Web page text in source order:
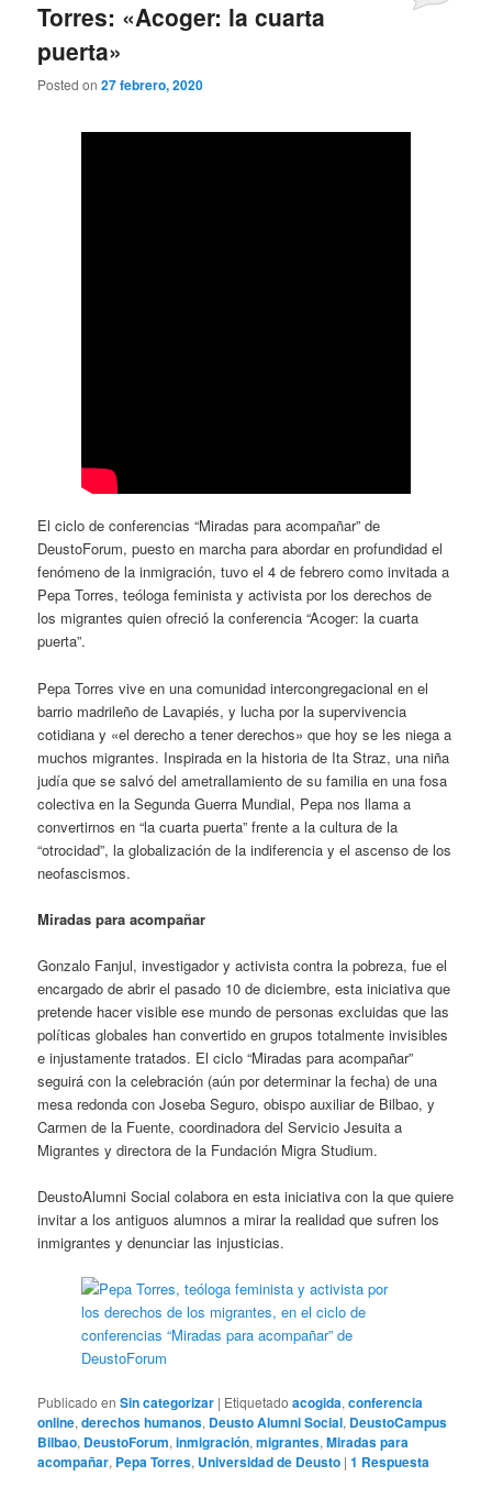
Torres: «Acoger: la cuarta
puerta»
Posted on27 febrero, 2020
El ciclo de conferencias “Miradas para acompañar” de
DeustoForum, puesto en marcha para abordar en profundidad el
fenómeno de la inmigración, tuvo el 4 de febrero como invitada a
Pepa Torres, teóloga feminista y activista por los derechos de
los migrantes quien ofreció la conferencia “Acoger: la cuarta
puerta”.
Pepa Torres vive en una comunidad intercongregacional en el
barrio madrileño de Lavapiés, y lucha por la supervivencia
cotidiana y «el derecho a tener derechos» que hoy se les niega a
muchos migrantes. Inspirada en la historia de Ita Straz, una niña
judía que se salvó del ametrallamiento de su familia en una fosa
colectiva en la Segunda Guerra Mundial, Pepa nos llama a
convertirnos en “la cuarta puerta” frente a la cultura de la
“otrocidad”, la globalización de la indiferencia y el ascenso de los
neofascismos.
Miradas para acompañar
Gonzalo Fanjul, investigador y activista contra la pobreza, fue el
encargado de abrir el pasado 10 de diciembre, esta iniciativa que
pretende hacer visible ese mundo de personas excluidas que las
políticas globales han convertido en grupos totalmente invisibles
e injustamente tratados. El ciclo “Miradas para acompañar”
seguirá con la celebración (aún por determinar la fecha) de una
mesa redonda con Joseba Seguro, obispo auxiliar de Bilbao, y
Carmen de la Fuente, coordinadora del Servicio Jesuita a
Migrantes y directora de la Fundación Migra Studium.
DeustoAlumni Social colabora en esta iniciativa con la que quiere
invitar a los antiguos alumnos a mirar la realidad que sufren los
inmigrantes y denunciar las injusticias.
Publicado en Sin categorizar | Etiquetado acogida,conferencia
online,derechos humanos, Deusto Alumni Social, DeustoCampus
Bilbao, DeustoForum,inmigración,migrantes,Miradas para
acompañar, Pepa Torres, Universidad de Deusto |1 Respuesta